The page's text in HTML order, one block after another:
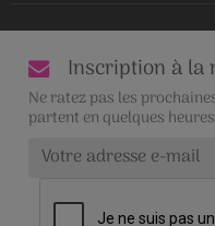
Inscription à la
Ne ratez pas les
partent en quelques